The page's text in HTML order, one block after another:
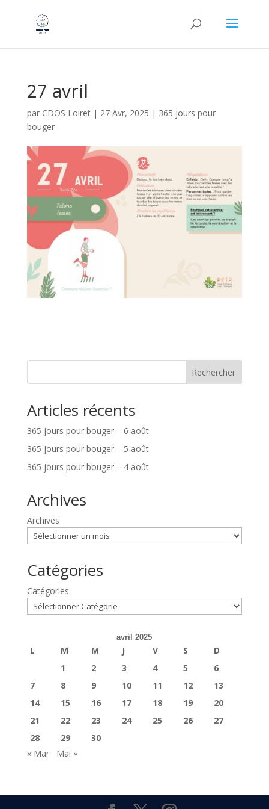
27 avril
par CDOS Loiret| 27 Avr, 2025 | 365 jours pour
bouger
Rechercher
Articles récents
365 jours pour bouger – 6 août
365 jours pour bouger – 5 août
365 jours pour bouger – 4 août
Archives
Archives
Catégories
Catégories
avril 2025
L M M J V S
D
1
2 3 4 5
6
7
8 9 10 11 12
13
14
15 16 17 18 19
20
21
22 23 24 25 26
27
28
29
30
« Mar
Mai »